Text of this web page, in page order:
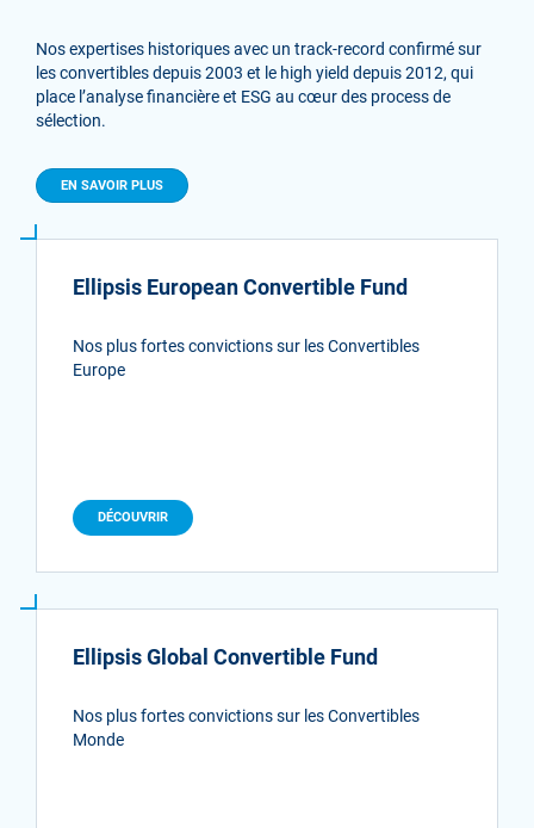
Nos expertises historiques avec un track-record confirmé sur
les convertibles depuis 2003 et le high yield depuis 2012, qui
place l’analyse financière et ESG au cœur des process de
sélection.
EN SAVOIR PLUS
Ellipsis European Convertible Fund
Nos plus fortes convictions sur les Convertibles
Europe
DÉCOUVRIR
Ellipsis Global Convertible Fund
Nos plus fortes convictions sur les Convertibles
Monde